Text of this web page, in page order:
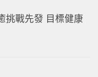
挑戰先發 目標健康